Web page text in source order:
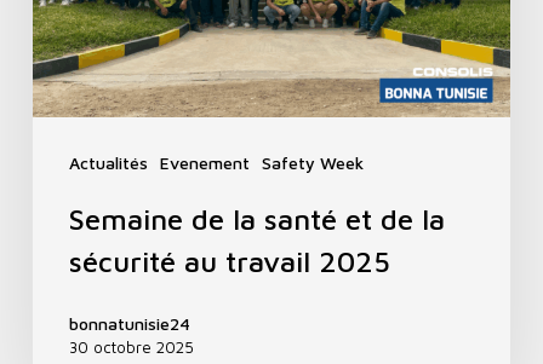
Actualités Evenement Safety Week
Semaine de la santé et de la
sécurité au travail 2025
bonnatunisie24
30 octobre 2025